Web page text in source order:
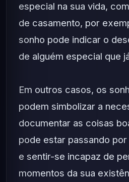
especial na sua vida,
de casamento, por
sonho pode indicar o
de alguém especial que
Em outros casos, os
podem simbolizar a
documentar as coisas
pode estar passando
e sentir-se incapaz de
momentos da sua